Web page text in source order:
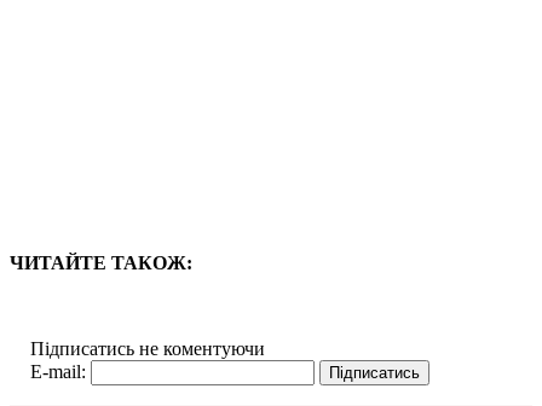
ЧИТАЙТЕ ТАКОЖ:
Підписатись не коментуючи
E-mail: